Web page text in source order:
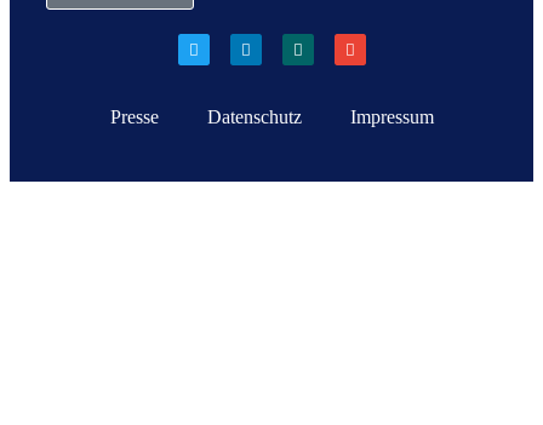
Presse Datenschutz Impressum